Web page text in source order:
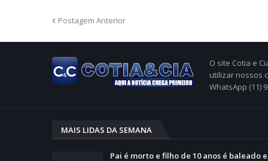
Postagem Anterior
O site Cotia e
utilizar nossos
WhatsApp (11)
MAIS LIDAS DA SEMANA
Pai é morto e filho de 10 anos é baleado